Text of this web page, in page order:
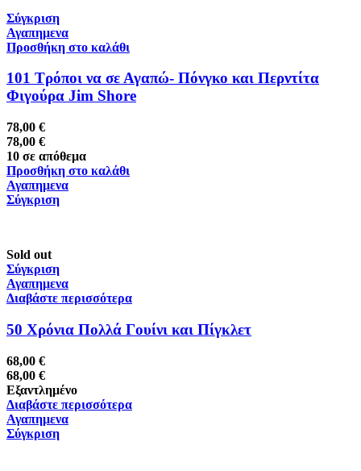
Σύγκριση
Αγαπημενα
Προσθήκη στο καλάθι
101 Τρόποι να σε Αγαπώ- Πόνγκο και Περντίτα
Φιγούρα Jim Shore
78,00 €
78,00 €
10 σε απόθεμα
Προσθήκη στο καλάθι
Αγαπημενα
Σύγκριση
Sold out
Σύγκριση
Αγαπημενα
Διαβάστε περισσότερα
50 Χρόνια Πολλά Γουίνι και Πίγκλετ
68,00 €
68,00 €
Εξαντλημένο
Διαβάστε περισσότερα
Αγαπημενα
Σύγκριση